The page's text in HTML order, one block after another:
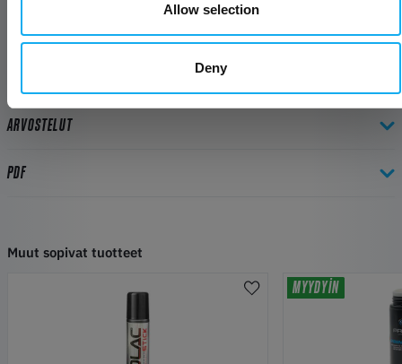
Allow selection
Deny
ARVOSTELUT
PDF
Muut sopivat tuotteet
MYYDYIN